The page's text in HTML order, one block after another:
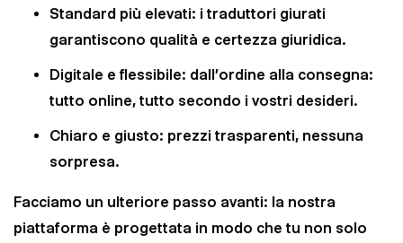
Standard più elevati: i traduttori giurati
garantiscono qualità e certezza giuridica.
Digitale e flessibile: dall'ordine alla consegna:
tutto online, tutto secondo i vostri desideri.
Chiaro e giusto: prezzi trasparenti, nessuna
sorpresa.
Facciamo un ulteriore passo avanti: la nostra
piattaforma è progettata in modo che tu non solo